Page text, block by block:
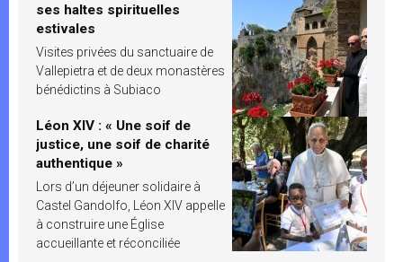
ses haltes spirituelles
estivales
Visites privées du sanctuaire de
Vallepietra et de deux monastères
bénédictins à Subiaco
Léon XIV : « Une soif de
justice, une soif de charité
authentique »
Lors d’un déjeuner solidaire à
Castel Gandolfo, Léon XIV appelle
à construire une Église
accueillante et réconciliée